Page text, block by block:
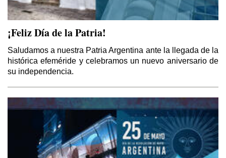
¡Feliz Día de la Patria!
Saludamos a nuestra Patria Argentina ante la llegada de la
histórica efeméride y celebramos un nuevo aniversario de
su independencia.